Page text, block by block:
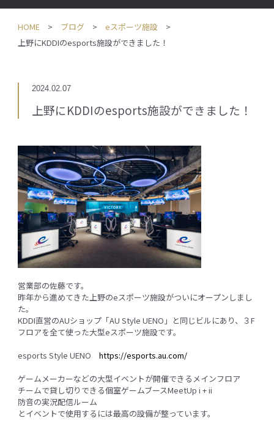
HOME ブログ
eスポーツ施設
上野にKDDIのesports施設ができました！
2024.02.07
上野にKDDIのesports施設ができました！
営業部の佐藤です。
昨年から進めてきた上野のeスポーツ施設がついにオープンしまし
た。
KDDI直営のAUショップ「AU Style UENO」と同じビルにあり、３F
フロアを全て使った大型eスポーツ施設です。
esports Style UENO https://esports.au.com/
ゲームメーカーなどの大型イベントが開催できるメインフロア
チームで貸し切りできる個室ゲームブースMeetUp i + ii
防音の実況配信ルーム
とイベントで使用するには最高の設備が整っています。